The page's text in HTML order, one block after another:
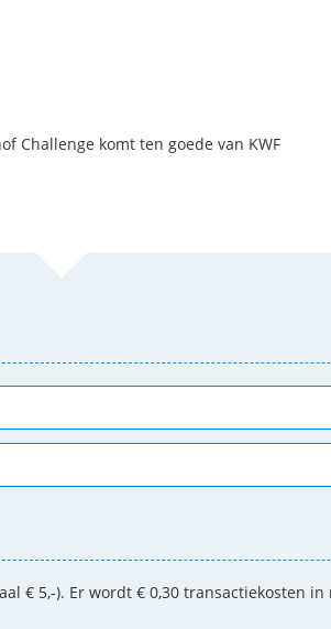
Challenge komt ten goede van KWF
€ 5,-). Er wordt € 0,30 transactiekosten